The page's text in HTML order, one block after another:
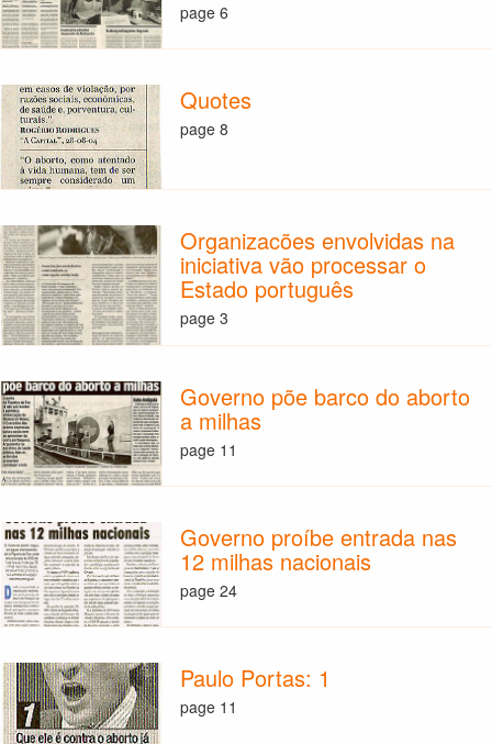
page 6
Quotes
page 8
Organizacões envolvidas na
iniciativa vão processar o
Estado português
page 3
Governo põe barco do aborto
a milhas
page 11
Governo proíbe entrada nas
12 milhas nacionais
page 24
Paulo Portas: 1
page 11